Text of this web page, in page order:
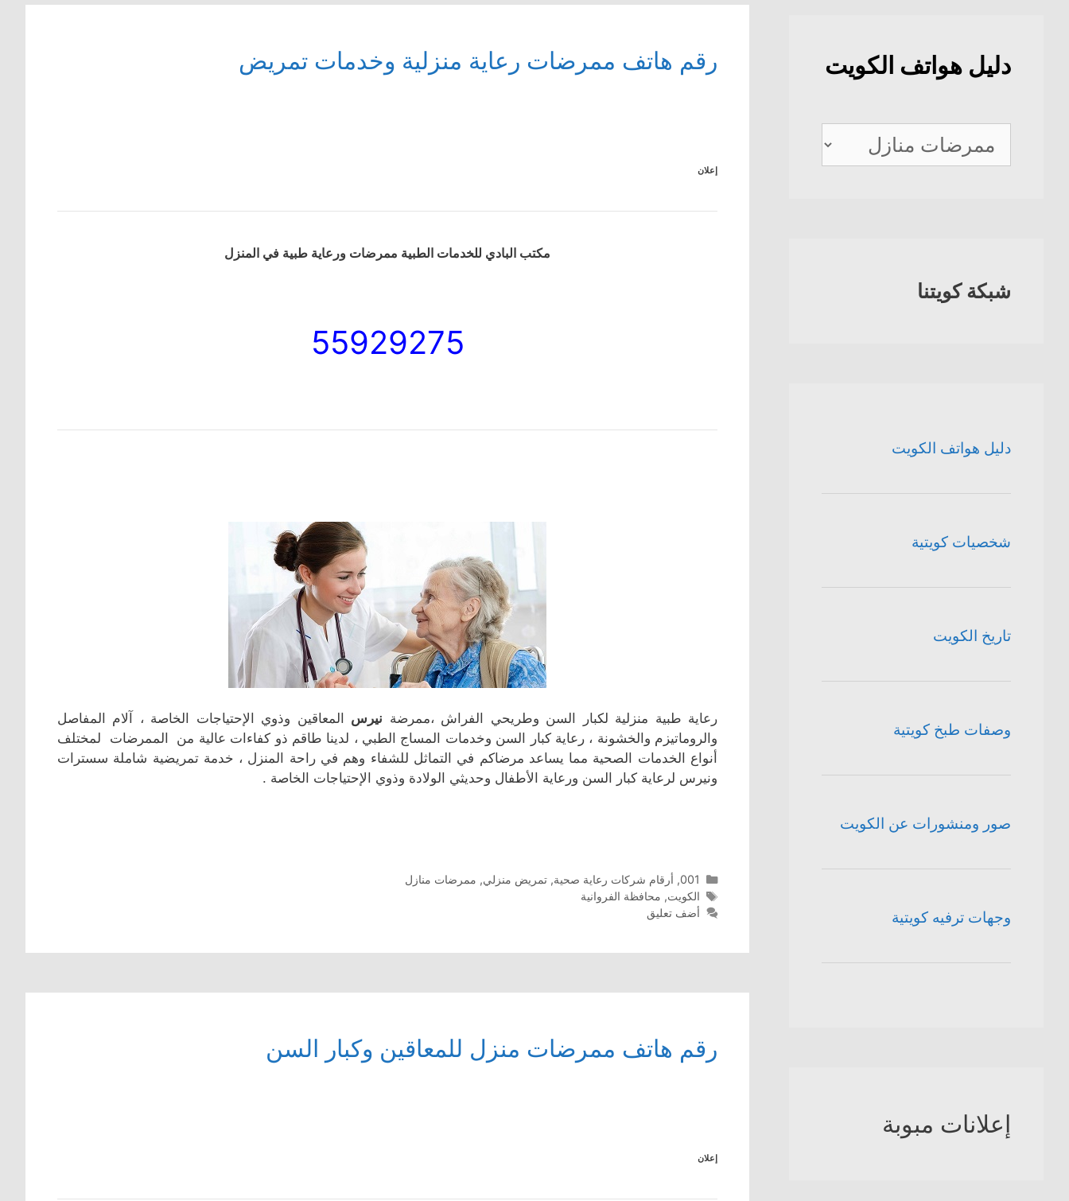
رقم هاتف ممرضات رعاية منزلية وخدمات تمريض
إعلان
مكتب البادي للخدمات الطبية ممرضات ورعاية طبية في المنزل
55929275
رعاية طبية منزلية لكبار السن وطريحي الفراش ،ممرضة نيرس المعاقين وذوي الإحتياجات الخاصة ، آلام المفاصل
والروماتيزم والخشونة ، رعاية كبار السن وخدمات المساج الطبي ، لدينا طاقم ذو كفاءات عالية من الممرضات لمختلف
أنواع الخدمات الصحية مما يساعد مرضاكم في التماثل للشفاء وهم في راحة المنزل ، خدمة تمريضية شاملة سسترات
ونيرس لرعاية كبار السن ورعاية الأطفال وحديثي الولادة وذوي الإحتياجات الخاصة .
التصنيفات
001
, أرقام شركات رعاية صحية, تمريض منزلي, ممرضات منازل
الوسوم
الكويت, محافظة الفروانية
أضف تعليق
رقم هاتف ممرضات منزل للمعاقين وكبار السن
إعلان
دليل هواتف الكويت
هواتف
شبكة كويتنا
دليل هواتف الكويت
شخصيات كويتية
تاريخ الكويت
وصفات طبخ كويتية
صور ومنشورات عن الكويت
وجهات ترفيه كويتية
إعلانات مبوبة